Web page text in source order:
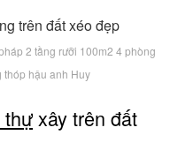
2 tầng rưỡi 100m2 4 phòng
thóp hậu anh Huy
thựxây trên đất